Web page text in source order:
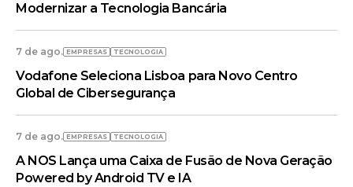
Modernizar a Tecnologia Bancária
7 de ago. EMPRESAS TECNOLOGIA
Vodafone Seleciona Lisboa para Novo Centro
Global de Cibersegurança
7 de ago. EMPRESAS TECNOLOGIA
A NOS Lança uma Caixa de Fusão de Nova Geração
Powered by Android TV e IA